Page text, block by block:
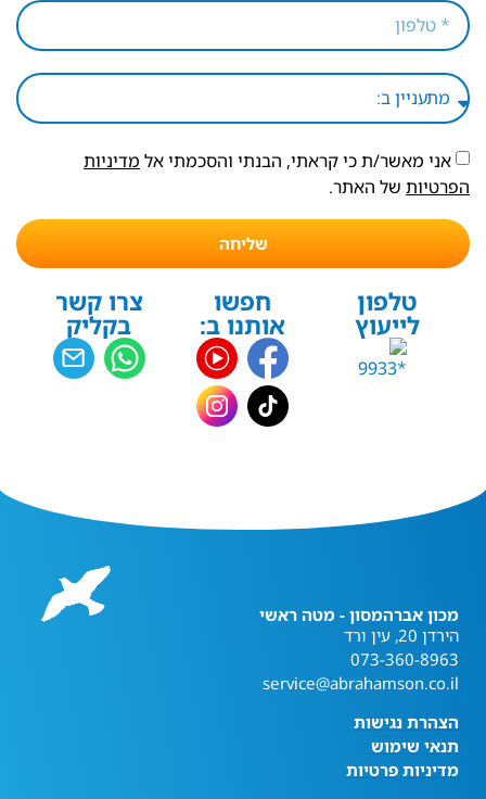
אני מאשר/ת כי קראתי, הבנתי והסכמתי אל מדיניות
הפרטיות של האתר.
שליחה
טלפון
לייעוץ
חפשו
אותנו ב:
צרו קשר
בקליק
מכון אברהמסון - מטה ראשי
הירדן 20, עין ורד
073-360-8963
service@abrahamson.co.il
הצהרת נגישות
תנאי שימוש
מדיניות פרטיות